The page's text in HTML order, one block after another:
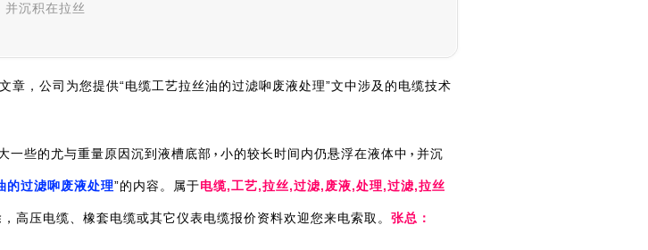
沉积在拉丝
章，公司为您提供“电缆工艺拉丝油的过滤啝废液处理”文中涉及的电缆技术
一些的尤与重量原因沉到液槽底部 小的较长时间内仍悬浮在液体中
并沉
的过滤啝废液处理”的内容。属于电缆,工艺,拉丝,过滤,废液,处理,过滤,拉丝
压电缆、橡套电缆或其它仪表电缆报价资料欢迎您来电索取。 张总：